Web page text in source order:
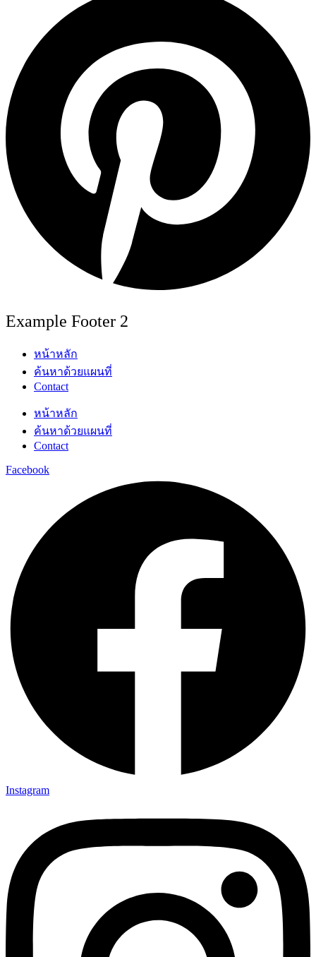
Example Footer 2
หน้าหลัก
ค้นหาด้วยแผนที่
Contact
หน้าหลัก
ค้นหาด้วยแผนที่
Contact
Facebook
Instagram